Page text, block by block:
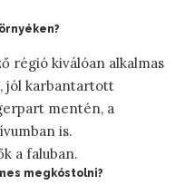
régió kiválóan alkalmas
jól karbantartott
mentén, a
is.
a faluban.
megkóstolni?